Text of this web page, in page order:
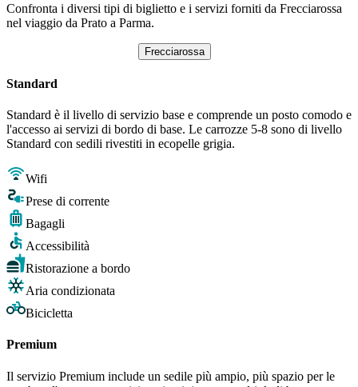
Confronta i diversi tipi di biglietto e i servizi forniti da Frecciarossa
nel viaggio da Prato a Parma.
Frecciarossa
Standard
Standard è il livello di servizio base e comprende un posto comodo e
l'accesso ai servizi di bordo di base. Le carrozze 5-8 sono di livello
Standard con sedili rivestiti in ecopelle grigia.
Wifi
Prese di corrente
Bagagli
Accessibilità
Ristorazione a bordo
Aria condizionata
Bicicletta
Premium
Il servizio Premium include un sedile più ampio, più spazio per le